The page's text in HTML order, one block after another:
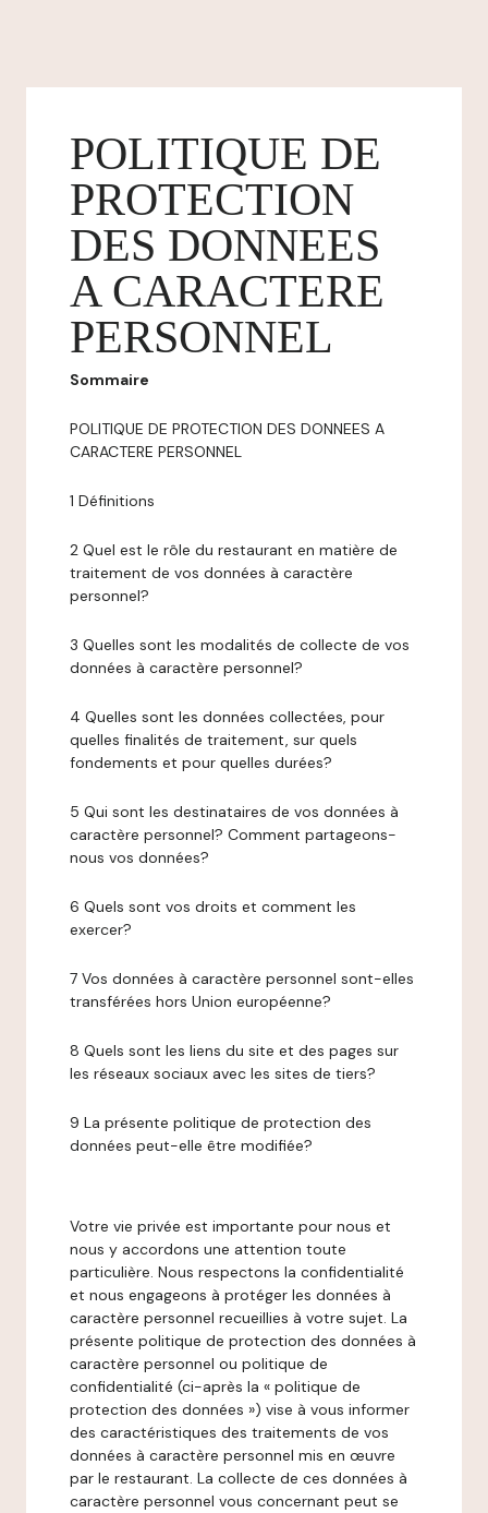
POLITIQUE DE
PROTECTION
DES DONNEES
A CARACTERE
PERSONNEL
Sommaire
POLITIQUE DE PROTECTION DES DONNEES A
CARACTERE PERSONNEL
1 Définitions
2 Quel est le rôle du restaurant en matière de
traitement de vos données à caractère
personnel?
3 Quelles sont les modalités de collecte de vos
données à caractère personnel?
4 Quelles sont les données collectées, pour
quelles finalités de traitement, sur quels
fondements et pour quelles durées?
5 Qui sont les destinataires de vos données à
caractère personnel? Comment partageons-
nous vos données?
6 Quels sont vos droits et comment les
exercer?
7 Vos données à caractère personnel sont-elles
transférées hors Union européenne?
8 Quels sont les liens du site et des pages sur
les réseaux sociaux avec les sites de tiers?
9 La présente politique de protection des
données peut-elle être modifiée?
Votre vie privée est importante pour nous et
nous y accordons une attention toute
particulière. Nous respectons la confidentialité
et nous engageons à protéger les données à
caractère personnel recueillies à votre sujet. La
présente politique de protection des données à
caractère personnel ou politique de
confidentialité (ci-après la « politique de
protection des données ») vise à vous informer
des caractéristiques des traitements de vos
données à caractère personnel mis en œuvre
par le restaurant. La collecte de ces données à
caractère personnel vous concernant peut se